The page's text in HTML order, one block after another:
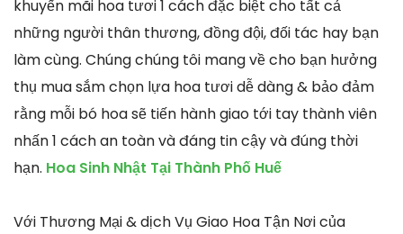
khuyến mãi hoa tươi 1 cách đặc biệt cho tất cả
những người thân thương, đồng đội, đối tác hay bạn
làm cùng. Chúng chúng tôi mang về cho bạn hưởng
thụ mua sắm chọn lựa hoa tươi dễ dàng & bảo đảm
rằng mỗi bó hoa sẽ tiến hành giao tới tay thành viên
nhấn 1 cách an toàn và đáng tin cậy và đúng thời
hạn. Hoa Sinh Nhật Tại Thành Phố Huế
Với Thương Mại & dịch Vụ Giao Hoa Tận Nơi của